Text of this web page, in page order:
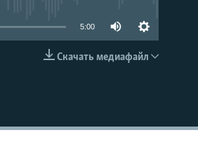
EMBED
5:00
Скачать медиафайл